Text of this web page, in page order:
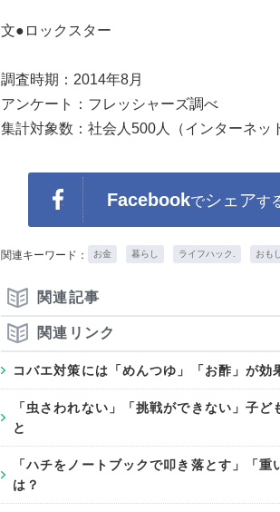
文●ロックスター
調査時期：2014年8月
アンケート：フレッシャーズ調べ
集計対象数：社会人500人（インターネッ
Facebookでシェアす
関連キーワード： お金 暮らし ライフハック. おも
関連記事
関連リンク
コバエ対策には「めんつゆ」「お酢」が
「虫さわれない」「挑戦ができない」子
と
「ハチをノートブックで叩き落とす」「
は？